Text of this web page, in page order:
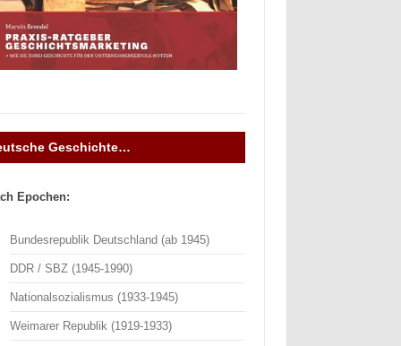
Geschichte…
Epochen:
Bundesrepublik Deutschland (ab 1945)
DDR / SBZ (1945-1990)
Nationalsozialismus (1933-1945)
Weimarer Republik (1919-1933)